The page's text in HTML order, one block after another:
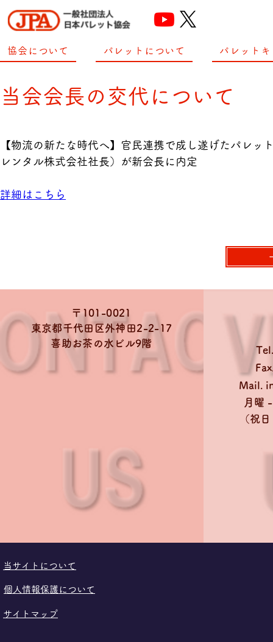
協会について パレットについて パレットキ
当会会長の交代について
【物流の新たな時代へ】官民連携で成し遂げたパレ
レンタル株式会社社長）が新会長に内定
詳細はこちら
〒101-0021
東京都千代田区外神田2-2-17
喜助お茶の水ビル9階
Mail.
月曜
（祝
​当サイトについて
個人情報保護について
サイトマップ